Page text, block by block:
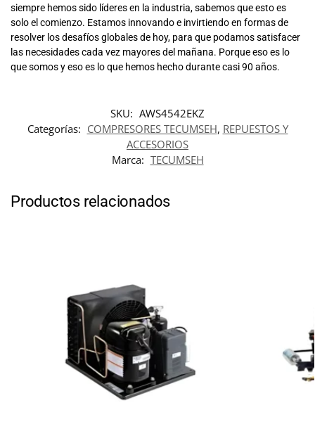
siempre hemos sido líderes en la industria, sabemos que esto es
solo el comienzo. Estamos innovando e invirtiendo en formas de
resolver los desafíos globales de hoy, para que podamos satisfacer
las necesidades cada vez mayores del mañana. Porque eso es lo
que somos y eso es lo que hemos hecho durante casi 90 años.
SKU: AWS4542EKZ
Categorías: COMPRESORES TECUMSEH, REPUESTOS Y
ACCESORIOS
Marca: TECUMSEH
Productos relacionados